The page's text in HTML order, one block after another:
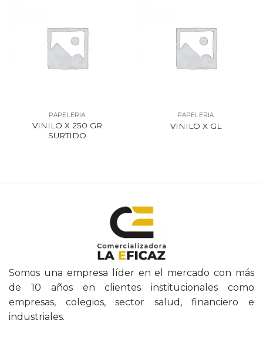
PAPELERIA
VINILO X 250 GR
SURTIDO
PAPELERIA
VINILO X GL
Somos una empresa líder en el mercado con más
de 10 años en clientes institucionales como
empresas, colegios, sector salud, financiero e
industriales.